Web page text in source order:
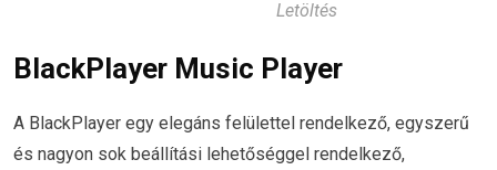
Letöltés
BlackPlayer Music Player
A BlackPlayer egy elegáns felülettel rendelkező, egyszerű
és nagyon sok beállítási lehetőséggel rendelkező,